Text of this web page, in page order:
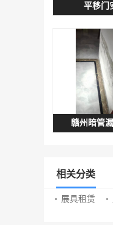
平移门
赣州暗管
相关分类
展具租赁